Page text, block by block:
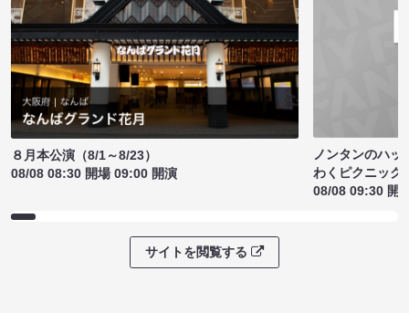
８月本公演（8/1～8/23）
08/08 08:30 開場 09:00 開演
ノンタンのハッ
わくピクニック
08/08 09:30 開
サイトを閲覧する